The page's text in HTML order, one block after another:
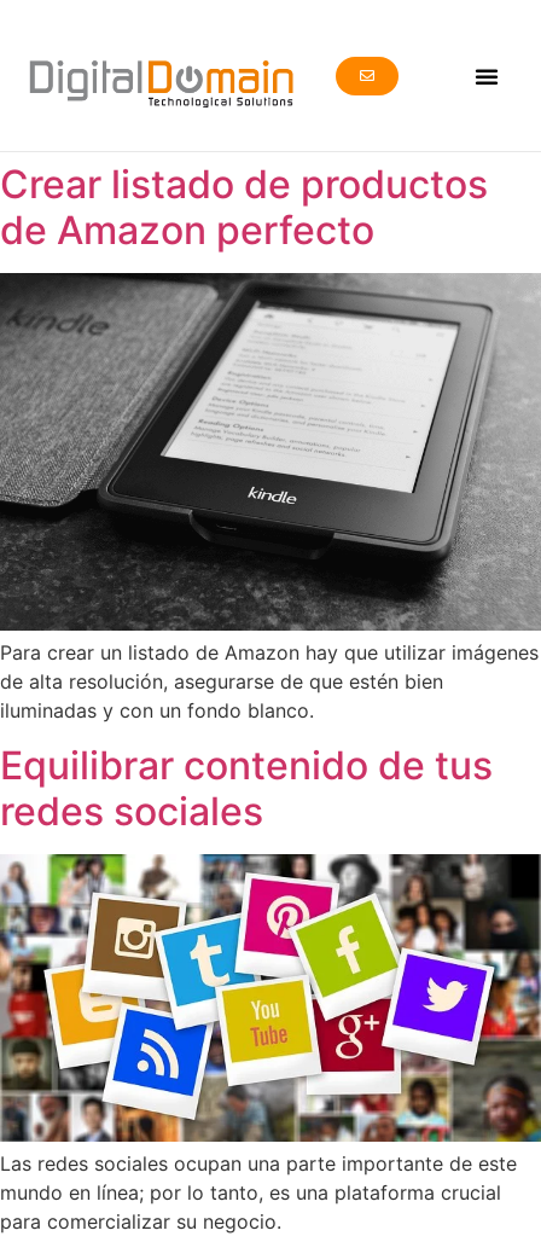
Crear listado de productos
de Amazon perfecto
Para crear un listado de Amazon hay que utilizar imágenes
de alta resolución, asegurarse de que estén bien
iluminadas y con un fondo blanco.
Equilibrar contenido de tus
redes sociales
Las redes sociales ocupan una parte importante de este
mundo en línea; por lo tanto, es una plataforma crucial
para comercializar su negocio.